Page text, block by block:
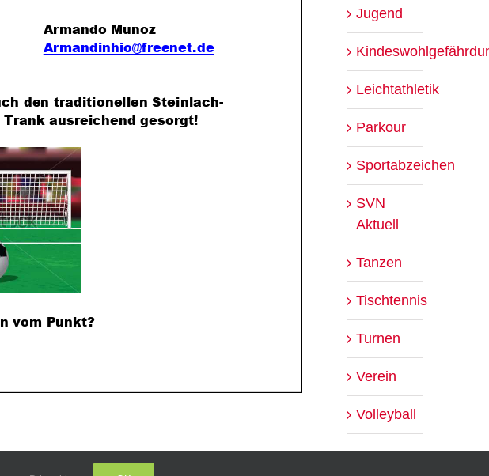
Jugend
Leichtathletik
Parkour
Sportabzeichen
SVN
Aktuell
Tanzen
Tischtennis
Turnen
Verein
Volleyball